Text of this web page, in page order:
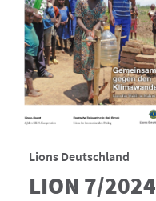
Lions Deutschland
LION 7/2024